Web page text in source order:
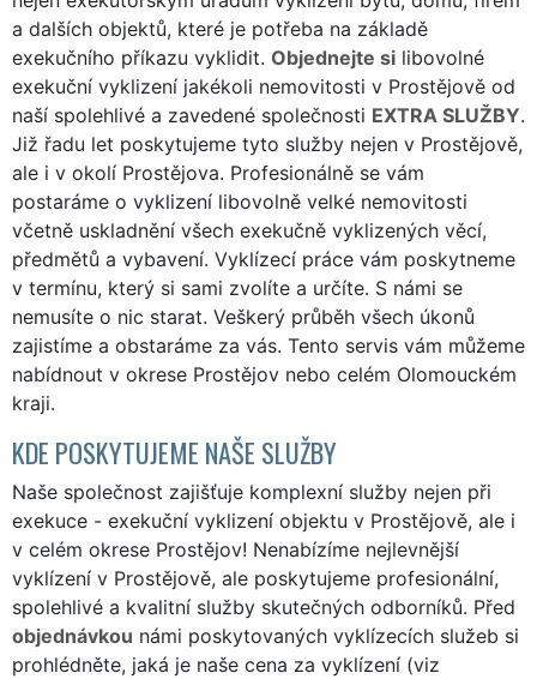
a dalších objektů, které je potřeba na základě
exekučního příkazu vyklidit. Objednejte si libovolné
exekuční vyklizení jakékoli nemovitosti v Prostějově od
naší spolehlivé a zavedené společnosti EXTRA SLUŽBY.
Již řadu let poskytujeme tyto služby nejen v Prostějově,
ale i v okolí Prostějova. Profesionálně se vám
postaráme o vyklizení libovolně velké nemovitosti
včetně uskladnění všech exekučně vyklizených věcí,
předmětů a vybavení. Vyklízecí práce vám poskytneme
v termínu, který si sami zvolíte a určíte. S námi se
nemusíte o nic starat. Veškerý průběh všech úkonů
zajistíme a obstaráme za vás. Tento servis vám můžeme
nabídnout v okrese Prostějov nebo celém Olomouckém
kraji.
KDE POSKYTUJEME NAŠE SLUŽBY
Naše společnost zajišťuje komplexní služby nejen při
exekuce - exekuční vyklizení objektu v Prostějově, ale i
v celém okrese Prostějov! Nenabízíme nejlevnější
vyklízení v Prostějově, ale poskytujeme profesionální,
spolehlivé a kvalitní služby skutečných odborníků. Před
objednávkou námi poskytovaných vyklízecích služeb si
prohlédněte, jaká je naše cena za vyklízení (viz